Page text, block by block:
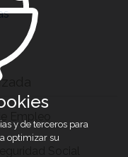
y de terceros para
optimizar su